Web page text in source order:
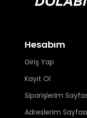
Hesabım
Giriş Yap
Kayıt Ol
Siparişlerim
Adreslerim Sayfası